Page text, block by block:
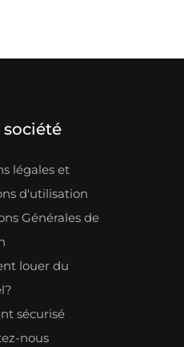
société
légales et
d'utilisation
Générales de
louer du
sécurisé
nous